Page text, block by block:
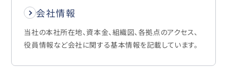
会社情報
当社の本社所在地、資本金、組織図、各拠点のアクセス、
役員情報など会社に関する基本情報を記載しています。